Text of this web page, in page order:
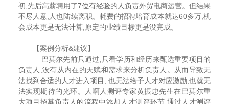
初,先后高薪聘用了7位有经验的人负责外贸电商运营。但结果
不尽人意,人也陆续离职。耗费的招聘培育成本就达60多万,机
会成本更是无法计算,原定的业绩目标更是没完成。
【案例分析&建议】
巴莫尔先前只通过,只看学历和经历来甄选重要项目的
负责人,没有从内在的天赋和需求来分析负责人。从而导致无
法找到合适的人才进入项目, 也无法给予人才对应激励,也就无
法实现期待的光环。人啊人测评专家黄振忠先生在巴莫尔重
大项目招募负责人的流程中添加人才测评环节,通过人才测评